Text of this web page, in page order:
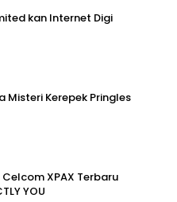
kan Internet Digi
Misteri Kerepek Pringles
Celcom XPAX Terbaru
YOU